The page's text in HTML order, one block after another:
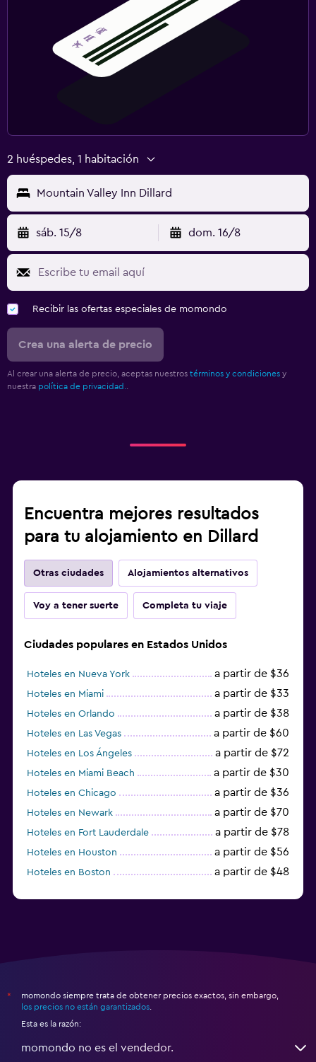
2 huéspedes, 1 habitación
Mountain Valley Inn Dillard
sáb. 15/8 dom. 16/8
Recibir las ofertas especiales de momondo
Crea una alerta de precio
Al crear una alerta de precio, aceptas nuestros términos y condiciones y
nuestra política de privacidad.
Encuentra mejores resultados
para tu alojamiento en Dillard
Otras ciudades Alojamientos alternativos
Voy a tener suerte Completa tu viaje
Ciudades populares en Estados Unidos
Hoteles en Nueva York a partir de $36
Hoteles en Miami a partir de $33
Hoteles en Orlando a partir de $38
Hoteles en Las Vegas a partir de $60
Hoteles en Los Ángeles a partir de $72
Hoteles en Miami Beach a partir de $30
Hoteles en Chicago a partir de $36
Hoteles en Newark a partir de $70
Hoteles en Fort Lauderdale a partir de $78
Hoteles en Houston a partir de $56
Hoteles en Boston a partir de $48
*
momondo siempre trata de obtener precios exactos, sin embargo,
los precios no están garantizados
Esta es la razón:
momondo no es el vendedor.